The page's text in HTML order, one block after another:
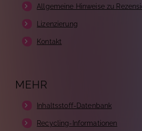
Allgemeine Hinweise zu
Lizenzierung
Kontakt
MEHR
Inhaltsstoff-Datenbank
Recycling-Informationen